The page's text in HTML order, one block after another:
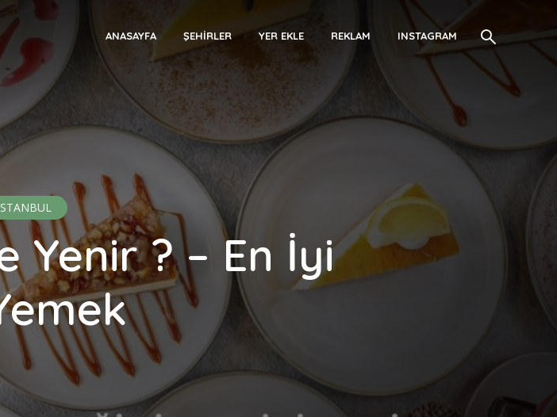
ANASAYFA ŞEHIRLER YER EKLE REKLAM INSTAGRAM
Yenir ? – En İyi